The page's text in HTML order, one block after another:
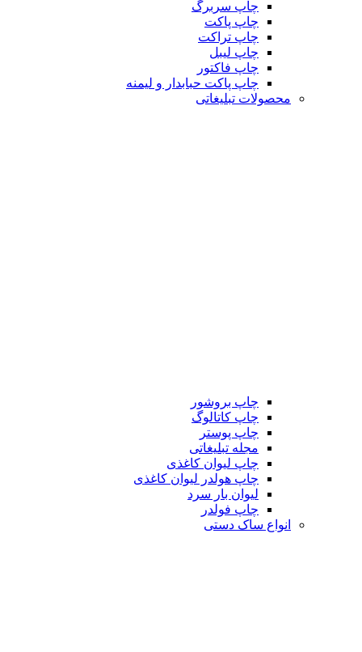
چاپ سربرگ
چاپ پاکت
چاپ تراکت
چاپ لیبل
چاپ فاکتور
چاپ پاکت حبابدار و لیمنه
محصولات تبلیغاتی
چاپ بروشور
چاپ کاتالوگ
چاپ پوستر
مجله تبلیغاتی
چاپ لیوان کاغذی
چاپ هولدر لیوان کاغذی
لیوان بار سرد
چاپ فولدر
انواع ساک دستی